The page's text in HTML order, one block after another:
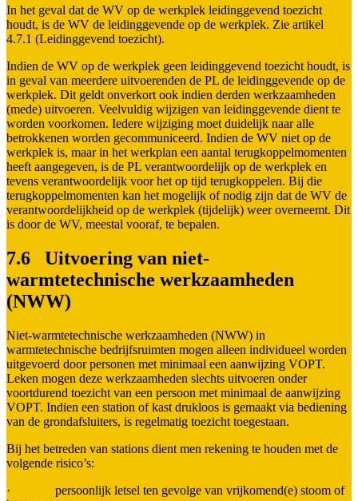
In het geval dat de WV op de werkplek leidinggevend toezicht
houdt, is de WV de leidinggevende op de werkplek. Zie artikel
4.7.1 (Leidinggevend toezicht).
Indien de WV op de werkplek geen leidinggevend toezicht houdt, is
in geval van meerdere uitvoerenden de PL de leidinggevende op de
werkplek. Dit geldt onverkort ook indien derden werkzaamheden
(mede) uitvoeren. Veelvuldig wijzigen van leidinggevende dient te
worden voorkomen. Iedere wijziging moet duidelijk naar alle
betrokkenen worden gecommuniceerd. Indien de WV niet op de
werkplek is, maar in het werkplan een aantal terugkoppelmomenten
heeft aangegeven, is de PL verantwoordelijk op de werkplek en
tevens verantwoordelijk voor het op tijd terugkoppelen. Bij die
terugkoppelmomenten kan het mogelijk of nodig zijn dat de WV de
verantwoordelijkheid op de werkplek (tijdelijk) weer overneemt. Dit
is door de WV, meestal vooraf, te bepalen.
7.6 Uitvoering van niet-
warmtetechnische werkzaamheden
(NWW)
Niet-warmtetechnische werkzaamheden (NWW) in
warmtetechnische bedrijfsruimten mogen alleen individueel worden
uitgevoerd door personen met minimaal een aanwijzing VOPT.
Leken mogen deze werkzaamheden slechts uitvoeren onder
voortdurend toezicht van een persoon met minimaal de aanwijzing
VOPT. Indien een station of kast drukloos is gemaakt via bediening
van de grondafsluiters, is regelmatig toezicht toegestaan.
Bij het betreden van stations dient men rekening te houden met de
volgende risico’s:
· persoonlijk letsel ten gevolge van vrijkomend(e) stoom of